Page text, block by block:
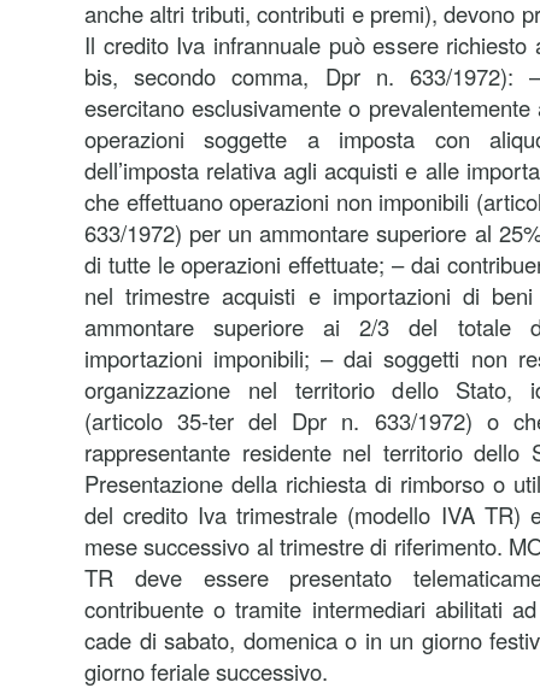
anche altri tributi, contributi e premi), devono
Il credito Iva infrannuale può essere
bis, secondo comma, Dpr n. 633/1972):
esercitano esclusivamente o
operazioni soggette a imposta con
dell’imposta relativa agli acquisti e alle
che effettuano operazioni non imponibili
633/1972) per un ammontare superiore al
di tutte le operazioni effettuate; – dai
nel trimestre acquisti e importazioni di
ammontare superiore ai 2/3 del totale
importazioni imponibili; – dai soggetti non
organizzazione nel territorio dello Stato,
(articolo 35-ter del Dpr n. 633/1972) o
rappresentante residente nel territorio dello
Presentazione della richiesta di rimborso o
del credito Iva trimestrale (modello IVA TR)
mese successivo al trimestre di riferimento.
TR deve essere presentato
contribuente o tramite intermediari abilitati
cade di sabato, domenica o in un giorno
giorno feriale successivo.